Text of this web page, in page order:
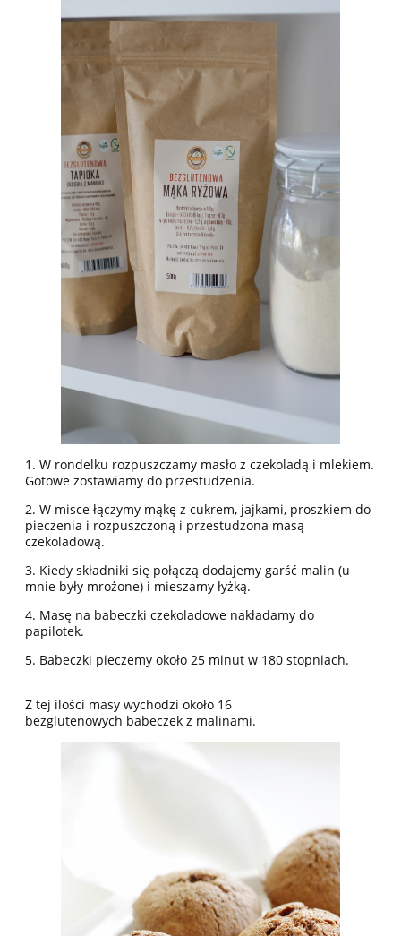
1. W rondelku rozpuszczamy masło z czekoladą i mlekiem.
Gotowe zostawiamy do przestudzenia.
2. W misce łączymy mąkę z cukrem, jajkami, proszkiem do
pieczenia i rozpuszczoną i przestudzona masą
czekoladową.
3. Kiedy składniki się połączą dodajemy garść malin (u
mnie były mrożone) i mieszamy łyżką.
4. Masę na babeczki czekoladowe nakładamy do
papilotek.
5. Babeczki pieczemy około 25 minut w 180 stopniach.
Z tej ilości masy wychodzi około 16
bezglutenowych babeczek z malinami.